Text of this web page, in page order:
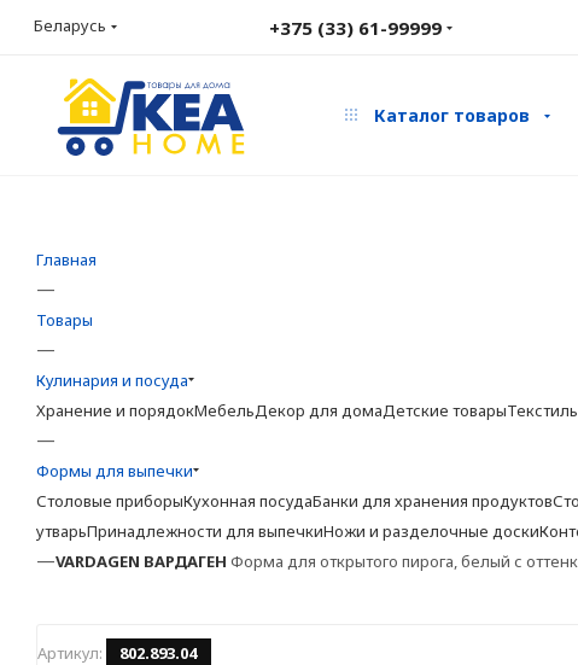
Беларусь +375 (33) 61-99999
Каталог товаров
Главная
—
Товары
—
Кулинария и посуда
Хранение и порядокМебельДекор для домаДетские товары
—
Формы для выпечки
Столовые приборыКухонная посудаБанки для хранения продуктов
утварьПринадлежности для выпечкиНожи и разделочные доски
—VARDAGEN ВАРДАГЕН Форма для открытого пирога, белый с
Артикул: 802.893.04